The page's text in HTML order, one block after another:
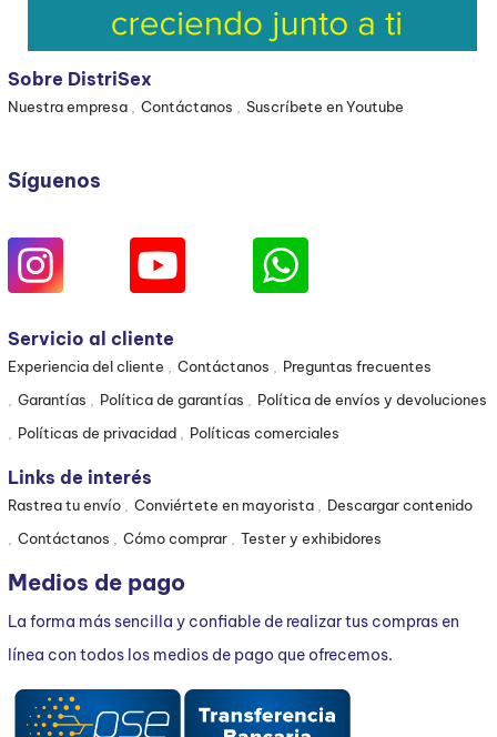
Sobre DistriSex
Nuestra empresa Contáctanos Suscríbete en Youtube
Síguenos
Servicio al cliente
Experiencia del cliente Contáctanos
Preguntas frecuentes
Garantías
Política de garantías
Política de envíos y devoluciones
Políticas de privacidad
Políticas comerciales
Links de interés
Rastrea tu envío Conviértete en mayorista
Descargar contenido
Contáctanos
Cómo comprar Tester y exhibidores
Medios de pago
La forma más sencilla y confiable de realizar tus compras en
línea con todos los medios de pago que ofrecemos.